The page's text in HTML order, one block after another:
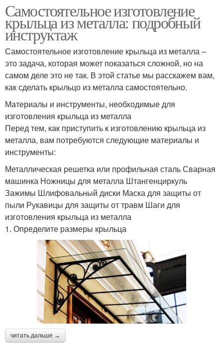
Самостоятельное изготовление
крыльца из металла: подробный
инструктаж
Самостоятельное изготовление крыльца из металла –
это задача, которая может показаться сложной, но на
самом деле это не так. В этой статье мы расскажем вам,
как сделать крыльцо из металла самостоятельно.
Материалы и инструменты, необходимые для
изготовления крыльца из металла
Перед тем, как приступить к изготовлению крыльца из
металла, вам потребуются следующие материалы и
инструменты:
Металлическая решетка или профильная сталь Сварная
машинка Ножницы для металла Штангенциркуль
Зажимы Шлифовальный диски Маска для защиты от
пыли Рукавицы для защиты от травм Шаги для
изготовления крыльца из металла
1. Определите размеры крыльца
читать дальше →